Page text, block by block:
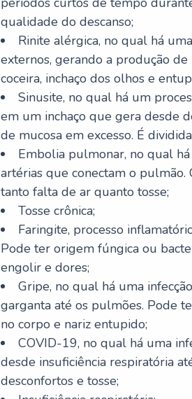
qualidade do descanso;
Rinite alérgica, no qual há
externos, gerando a produção
coceira, inchaço dos olhos e
Sinusite, no qual há um
em um inchaço que gera desde
de mucosa em excesso. É
Embolia pulmonar, no qual
artérias que conectam o
tanto falta de ar quanto tosse;
Tosse crônica;
Faringite, processo
Pode ter origem fúngica ou
engolir e dores;
Gripe, no qual há uma
garganta até os pulmões. Pode
no corpo e nariz entupido;
COVID-19, no qual há uma
desde insuficiência respiratória
desconfortos e tosse;